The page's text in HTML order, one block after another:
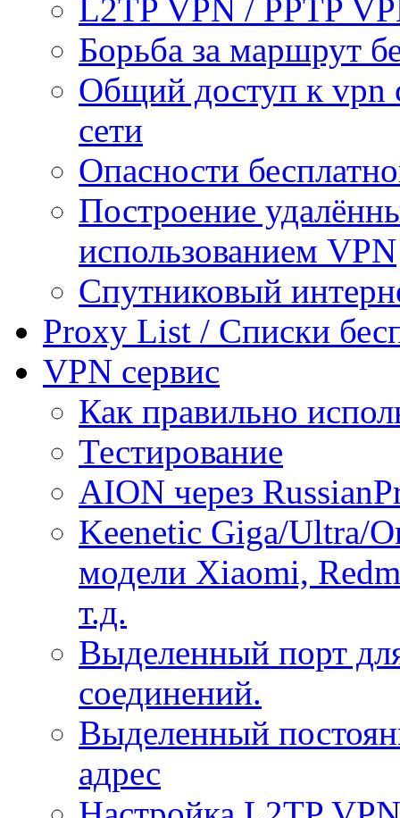
L2TP VPN / PPTP
Борьба за маршрут
Общий доступ к vpn
сети
Опасности
Построение
использованием VPN
Спутниковый
Proxy List / Списки
VPN сервис
Как правильно
Тестирование
AION через
Keenetic Giga/Ultra/
модели Xiaomi,
т.д.
Выделенный порт
соединений.
Выделенный
адрес